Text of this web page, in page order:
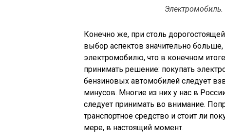
Конечно же, при столь
выбор аспектов значительно
электромобилю, что в конечном
принимать решение: покупать
бензиновых автомобилей следует
минусов. Многие из них у нас в
следует принимать во внимание.
транспортное средство и стоит ли
мере, в настоящий момент.